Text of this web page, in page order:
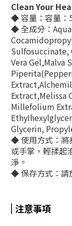
Clean Your
◆容量：容量
◆全成分：
Sulfosuccinate,
Vera Gel,Malva
Extract,Melissa
Millefolium
Glycerin,
◆使用方式：
或手掌，輕揉起
淨。
◆保存方式：請
注意事項